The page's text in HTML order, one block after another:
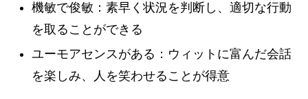
機敏で俊敏：素早く状況を判断し、適切な行動
を取ることができる
ユーモアセンスがある：ウィットに富んだ会話
を楽しみ、人を笑わせることが得意